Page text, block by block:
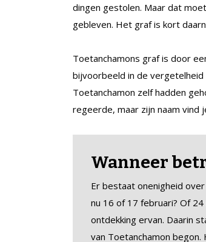
dingen gestolen. Maar dat
gebleven. Het graf is kort
Toetanchamons graf is door
bijvoorbeeld in de vergetelheid
Toetanchamon zelf hadden
regeerde, maar zijn naam vind
Wanneer
Er bestaat onenigheid
nu 16 of 17 februari? Of
ontdekking ervan. Daarin
van Toetanchamon